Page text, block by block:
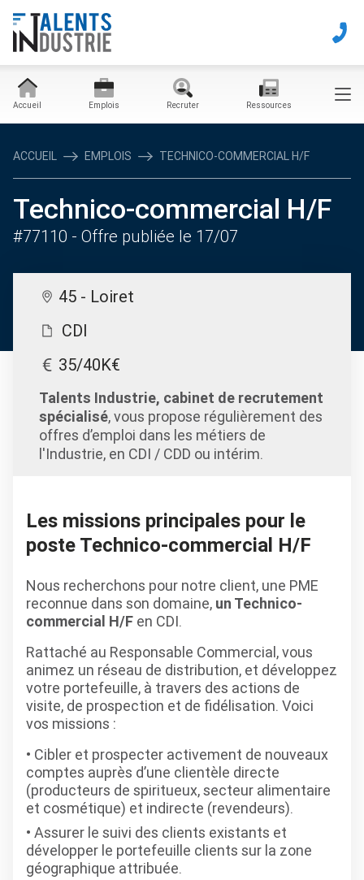
Accueil Emplois Recruter Ressources
ACCUEIL EMPLOIS TECHNICO-COMMERCIAL H/F
Technico-commercial H/F
#77110 - Offre publiée le 17/07
45 - Loiret
CDI
35/40K€
Talents Industrie, cabinet de recrutement
spécialisé, vous propose régulièrement des
offres d’emploi dans les métiers de
l'Industrie, en CDI / CDD ou intérim.
Les missions principales pour le
poste Technico-commercial H/F
Nous recherchons pour notre client, une PME
reconnue dans son domaine, un Technico-
commercial H/F en CDI.
Rattaché au Responsable Commercial, vous
animez un réseau de distribution, et développez
votre portefeuille, à travers des actions de
visite, de prospection et de fidélisation. Voici
vos missions :
Cibler et prospecter activement de nouveaux
comptes auprès d’une clientèle directe
(producteurs de spiritueux, secteur alimentaire
et cosmétique) et indirecte (revendeurs).
Assurer le suivi des clients existants et
développer le portefeuille clients sur la zone
géographique attribuée.